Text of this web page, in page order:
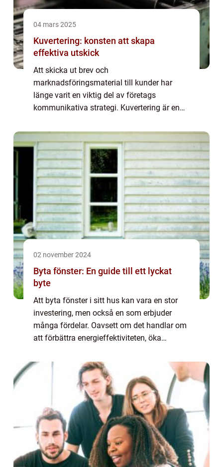
04 mars 2025
Kuvertering: konsten att skapa
effektiva utskick
Att skicka ut brev och
marknadsföringsmaterial till kunder har
länge varit en viktig del av företags
kommunikativa strategi. Kuvertering är en
och andra bilagor placeras i kuvert f&o...
02 november 2024
Byta fönster: En guide till ett lyckat
byte
Att byta fönster i sitt hus kan vara en stor
investering, men också en som erbjuder
många fördelar. Oavsett om det handlar om
att förbättra energieffektiviteten, öka